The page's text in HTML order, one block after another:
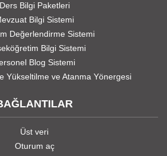
Ders Bilgi Paketleri
Bilgi Sistemi
Değerlendirme Sistemi
Bilgi Sistemi
Blog Sistemi
Yükseltilme ve Atanma Yönergesi
Üst veri
Oturum aç